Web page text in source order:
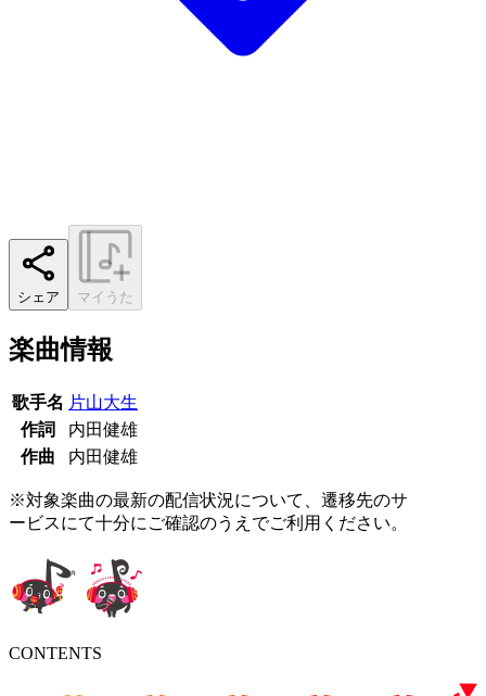
シェア マイうた
楽曲情報
歌手名 片山大生
作詞
内田健雄
作曲
内田健雄
※対象楽曲の最新の配信状況について、遷移先のサ
ービスにて十分にご確認のうえでご利用ください。
CONTENTS